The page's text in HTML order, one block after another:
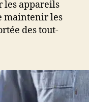
les appareils
maintenir les
des tout-